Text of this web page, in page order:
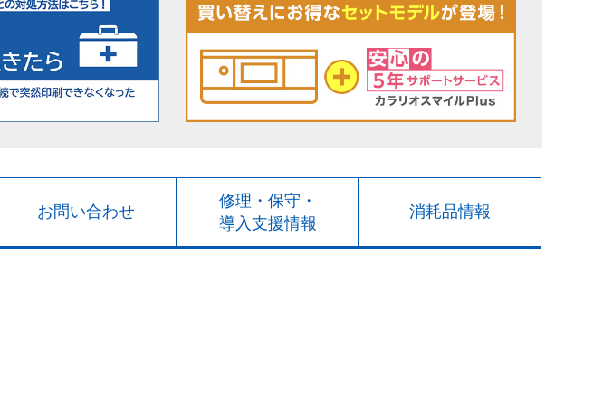
お問い合わせ
修理・保守・
導入支援情報
消耗品情報